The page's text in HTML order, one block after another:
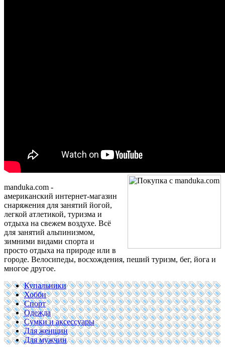
manduka.com -
американский интернет-магазин
снаряжения для занятий йогой,
легкой атлетикой, туризма и
отдыха на свежем воздухе. Всё
для занятий альпинизмом,
зимними видами спорта и
просто отдыха на природе или в
городе. Велосипеды, восхождения, пеший туризм, бег, йога и
многое другое.
Купальники
Хобби
Спорт
Одежда
Сумки и аксессуары
Для женщин
Для мужчин